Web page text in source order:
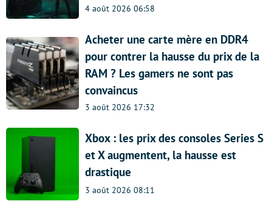
4 août 2026 06:58
Acheter une carte mère en DDR4
pour contrer la hausse du prix de la
RAM ? Les gamers ne sont pas
convaincus
3 août 2026 17:32
Xbox : les prix des consoles Series S
et X augmentent, la hausse est
drastique
3 août 2026 08:11